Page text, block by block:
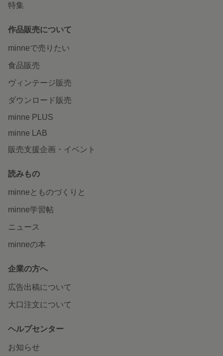
特集
作品販売について
minneで売りたい
食品販売
ヴィンテージ販売
ダウンロード販売
minne PLUS
minne LAB
販売支援企画・イベント
読みもの
minneとものづくりと
minne学習帖
ニュース
minneの本
企業の方へ
広告出稿について
大口注文について
ヘルプセンター
お知らせ